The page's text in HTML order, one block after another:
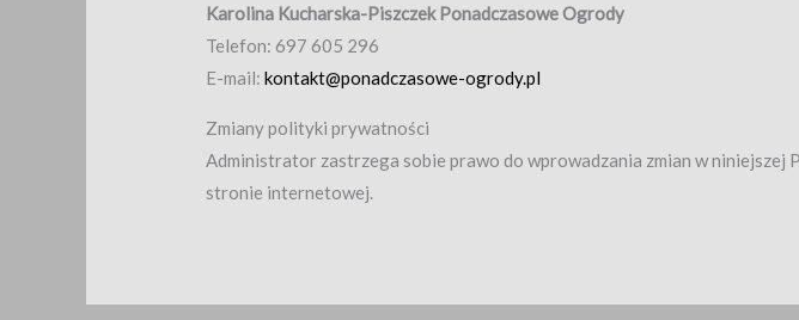
Karolina Kucharska-Piszczek Ponadczasowe Ogrody
Telefon: 697 605 296
E-mail:kontakt@ponadczasowe-ogrody.pl
Zmiany polityki prywatności
Administrator zastrzega sobie prawo do wprowadzania zmian w
stronie internetowej.